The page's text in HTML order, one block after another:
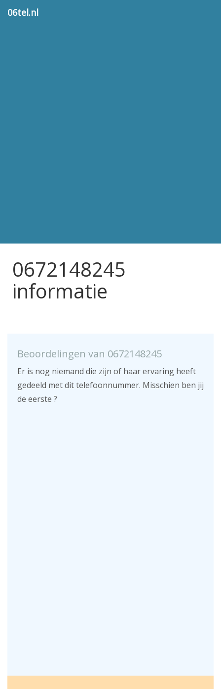
06tel.nl
0672148245
informatie
Beoordelingen van 0672148245
Er is nog niemand die zijn of haar ervaring heeft
gedeeld met dit telefoonnummer. Misschien ben jij
de eerste ?